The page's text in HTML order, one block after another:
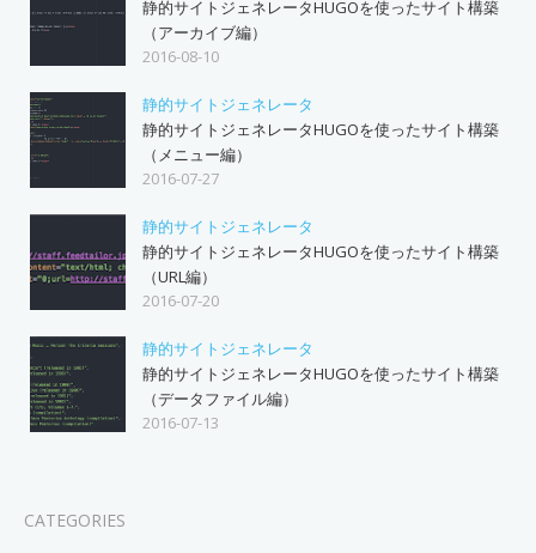
静的サイトジェネレータHUGOを使ったサイト構築
（アーカイブ編）
2016-08-10
静的サイトジェネレータ
静的サイトジェネレータHUGOを使ったサイト構築
（メニュー編）
2016-07-27
静的サイトジェネレータ
静的サイトジェネレータHUGOを使ったサイト構築
（URL編）
2016-07-20
静的サイトジェネレータ
静的サイトジェネレータHUGOを使ったサイト構築
（データファイル編）
2016-07-13
CATEGORIES